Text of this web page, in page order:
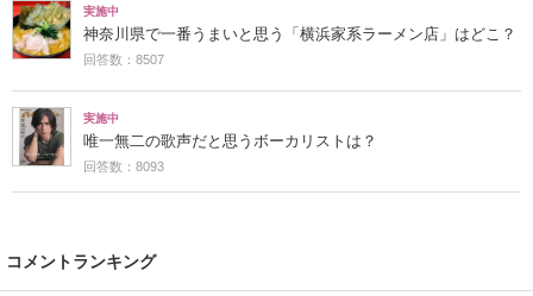
実施中
神奈川県で一番うまいと思う「横浜家系ラーメン店」はどこ？
回答数：8507
実施中
唯一無二の歌声だと思うボーカリストは？
回答数：8093
コメントランキング